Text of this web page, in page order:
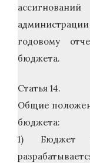
годовому
бюджета.
Статья 14.
Общие
бюджета:
1) Бюджет